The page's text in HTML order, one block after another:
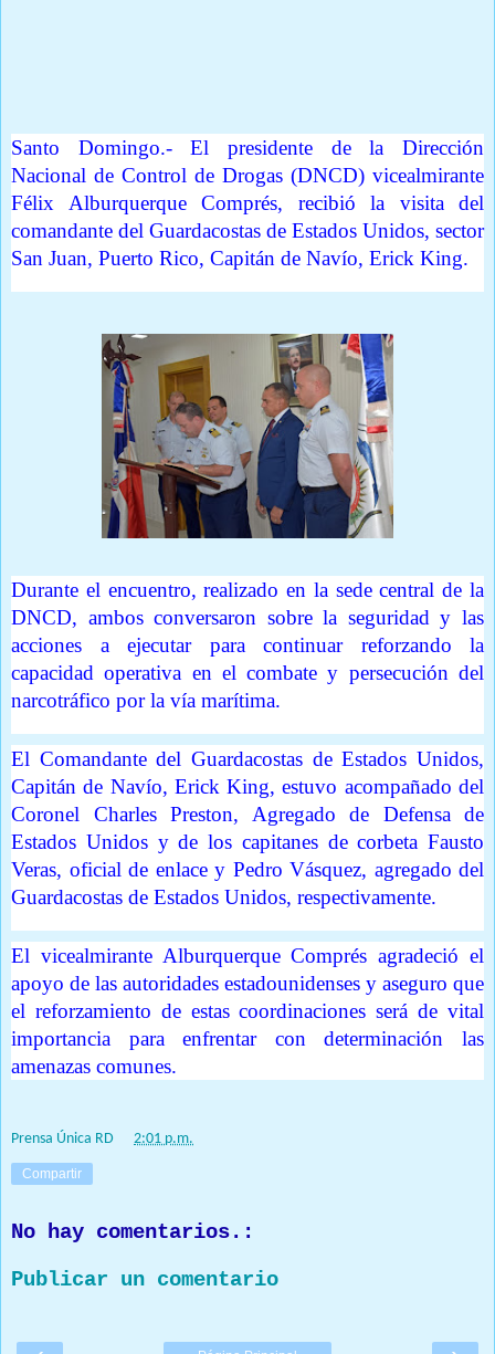
Santo Domingo.- El presidente de la Dirección
Nacional de Control de Drogas (DNCD) vicealmirante
Félix Alburquerque Comprés, recibió la visita del
comandante del Guardacostas de Estados Unidos, sector
San Juan, Puerto Rico, Capitán de Navío, Erick King.
Durante el encuentro, realizado en la sede central de la
DNCD, ambos conversaron sobre la seguridad y las
acciones a ejecutar para continuar reforzando la
capacidad operativa en el combate y persecución del
narcotráfico por la vía marítima.
El Comandante del Guardacostas de Estados Unidos,
Capitán de Navío, Erick King, estuvo acompañado del
Coronel Charles Preston, Agregado de Defensa de
Estados Unidos y de los capitanes de corbeta Fausto
Veras, oficial de enlace y Pedro Vásquez, agregado del
Guardacostas de Estados Unidos, respectivamente.
El vicealmirante Alburquerque Comprés agradeció el
apoyo de las autoridades estadounidenses y aseguro que
el reforzamiento de estas coordinaciones será de vital
importancia para enfrentar con determinación las
amenazas comunes.
Prensa Única RD 2:01 p.m.
Compartir
No hay comentarios.:
Publicar un comentario